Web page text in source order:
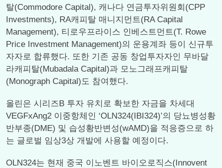
탈(Commodore Capital), 캐나다 연금투자위원회(CPP
Investments), RA캐피탈 매니지먼트(RA Capital
Management), 티로우프라이스 인베스트먼트(T. Rowe
Price Investment Management)의 운용계좌 등이 신규투
자자로 합류했다. 또한 기존 공동 창업투자자인 무바달
라캐피탈(Mubadala Capital)과 모노그래프캐피탈
(Monograph Capital)도 참여했다.
올린은 시리즈B 투자 유치로 확보한 자금을 차세대
VEGFxAng2 이중항체인 ‘OLN324(IBI324)’의 당뇨병성황
반부종(DME) 및 습성황반변성(wAMD)을 적응증으로 하
는 글로벌 임상3상 개발에 사용할 예정이다.
OLN324는 현재 중국 이노벤트 바이오로직스(Innovent